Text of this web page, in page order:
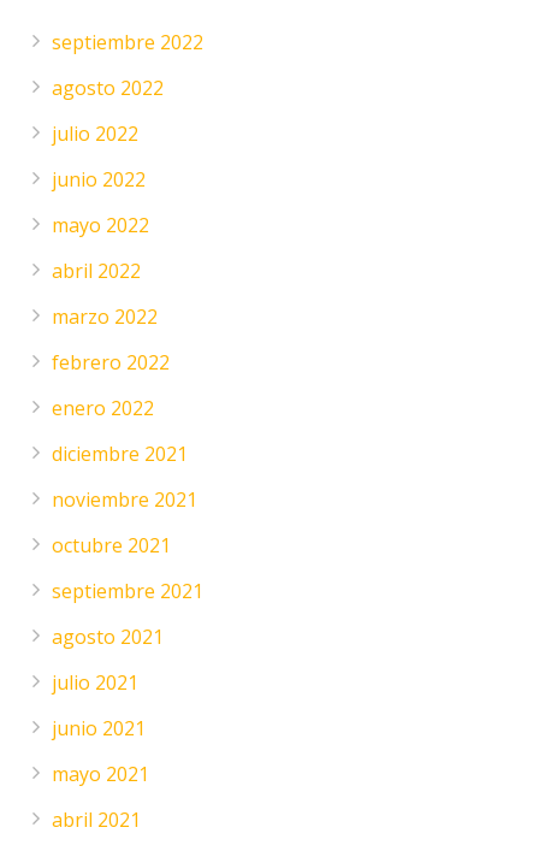
septiembre 2022
agosto 2022
julio 2022
junio 2022
mayo 2022
abril 2022
marzo 2022
febrero 2022
enero 2022
diciembre 2021
noviembre 2021
octubre 2021
septiembre 2021
agosto 2021
julio 2021
junio 2021
mayo 2021
abril 2021